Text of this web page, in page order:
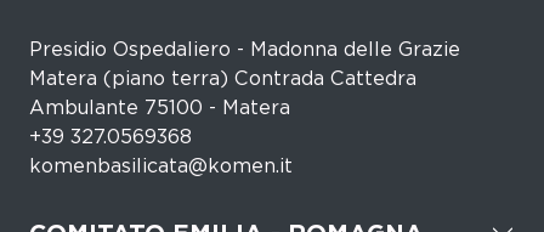
Presidio Ospedaliero - Madonna delle Grazie
Matera (piano terra) Contrada Cattedra
Ambulante 75100 - Matera
+39 327.0569368
komenbasilicata@komen.it